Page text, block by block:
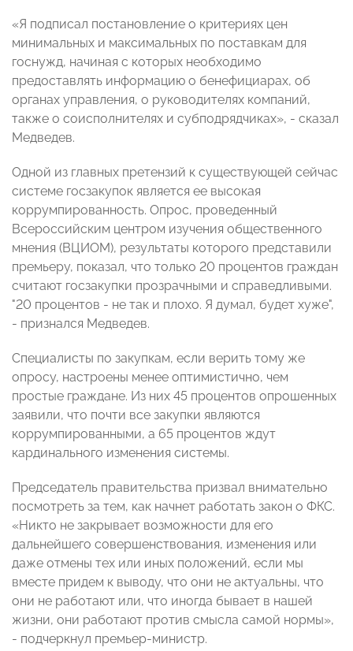
«Я подписал постановление о критериях цен
минимальных и максимальных по поставкам для
госнужд, начиная с которых необходимо
предоставлять информацию о бенефициарах, об
органах управления, о руководителях компаний,
также о соисполнителях и субподрядчиках», - сказал
Медведев.
Одной из главных претензий к существующей сейчас
системе госзакупок является ее высокая
коррумпированность. Опрос, проведенный
Всероссийским центром изучения общественного
мнения (ВЦИОМ), результаты которого представили
премьеру, показал, что только 20 процентов граждан
считают госзакупки прозрачными и справедливыми.
"20 процентов - не так и плохо. Я думал, будет хуже",
- признался Медведев.
Специалисты по закупкам, если верить тому же
опросу, настроены менее оптимистично, чем
простые граждане. Из них 45 процентов опрошенных
заявили, что почти все закупки являются
коррумпированными, а 65 процентов ждут
кардинального изменения системы.
Председатель правительства призвал внимательно
посмотреть за тем, как начнет работать закон о ФКС.
«Никто не закрывает возможности для его
дальнейшего совершенствования, изменения или
даже отмены тех или иных положений, если мы
вместе придем к выводу, что они не актуальны, что
они не работают или, что иногда бывает в нашей
жизни, они работают против смысла самой нормы»,
- подчеркнул премьер-министр.